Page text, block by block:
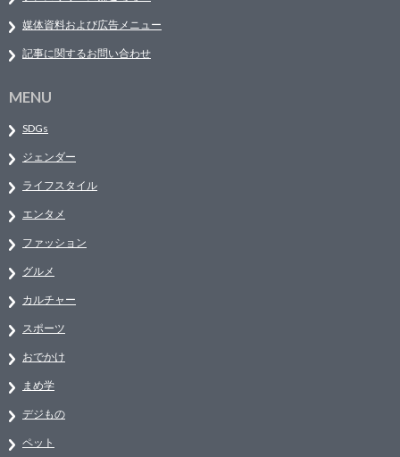
媒体資料および広告メニュー
記事に関するお問い合わせ
MENU
SDGs
ジェンダー
ライフスタイル
エンタメ
ファッション
グルメ
カルチャー
スポーツ
おでかけ
まめ学
デジもの
ペット